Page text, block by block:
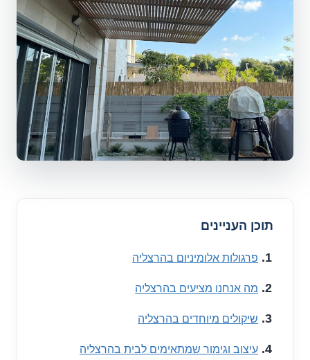
תוכן העניינים
פרגולות אלומיניום בהרצליה
מה אנחנו מציעים בהרצליה
שיקולים מיוחדים בהרצליה
עיצוב וגימור שמתאימים לבית בהרצליה